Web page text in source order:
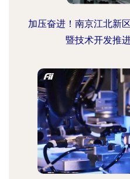
加压奋进！南京江北新
暨技术开发推